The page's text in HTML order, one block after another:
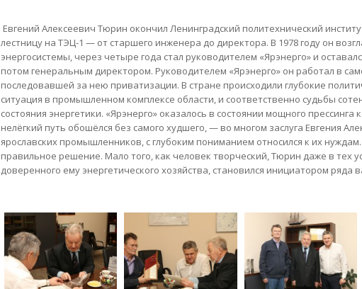
Евгений Алексеевич Тюрин окончил Ленинградский политехнический
лестницу на ТЭЦ-1 — от старшего инженера до директора. В 1978 году он
энергосистемы, через четыре года стал руководителем «Ярэнерго» и
потом генеральным директором. Руководителем «Ярэнерго» он работал в
последовавшей за нею приватизации. В стране происходили глубокие
ситуация в промышленном комплексе области, и соответственно судьбы
состояния энергетики. «Ярэнерго» оказалось в состоянии мощного прессинга
нелёгкий путь обошёлся без самого худшего, — во многом заслуга Евгения
ярославских промышленников, с глубоким пониманием относился к их
правильное решение. Мало того, как человек творческий, Тюрин даже в тех
доверенного ему энергетического хозяйства, становился инициатором